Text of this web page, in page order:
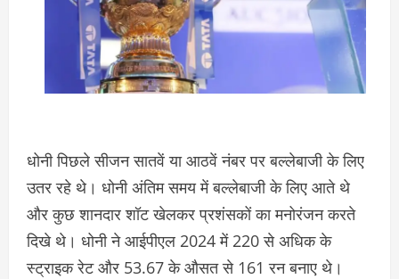
धोनी पिछले सीजन सातवें या आठवें नंबर पर बल्लेबाजी के लिए
उतर रहे थे। धोनी अंतिम समय में बल्लेबाजी के लिए आते थे
और कुछ शानदार शॉट खेलकर प्रशंसकों का मनोरंजन करते
दिखे थे। धोनी ने आईपीएल 2024 में 220 से अधिक के
स्ट्राइक रेट और 53.67 के औसत से 161 रन बनाए थे।